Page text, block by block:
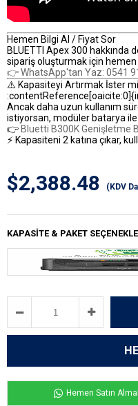
Hemen Bilgi Al / Fiyat Sor
BLUETTI Apex 300 hakkında
sipariş oluşturmak için
👉 WhatsApp'tan Yaz: 0541
⚠️ Kapasiteyi Artırmak İster
Ancak daha uzun kullanım
istiyorsan, modüler batarya
👉 Bluetti B300K Genişletme
⚡ Kapasiteni 2 katına çıkar,
$2,388.48 (KDV
KAPASITE & PAKET
Hemen Satın